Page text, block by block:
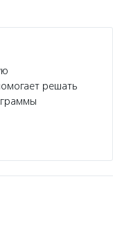
решать